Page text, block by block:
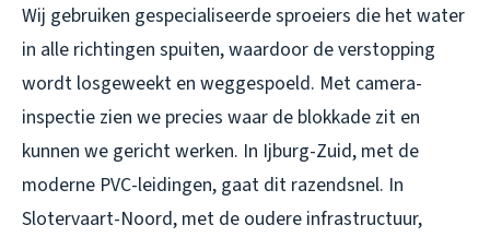
Wij gebruiken gespecialiseerde sproeiers die het water
in alle richtingen spuiten, waardoor de verstopping
wordt losgeweekt en weggespoeld. Met camera-
inspectie zien we precies waar de blokkade zit en
kunnen we gericht werken. In Ijburg-Zuid, met de
moderne PVC-leidingen, gaat dit razendsnel. In
Slotervaart-Noord, met de oudere infrastructuur,